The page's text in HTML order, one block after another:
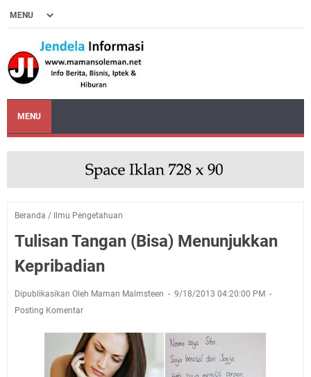
MENU
Beranda / Ilmu Pengetahuan
Tulisan Tangan (Bisa) Menunjukkan
Kepribadian
Dipublikasikan Oleh Maman Malmsteen
9/18/2013 04:20:00 PM
Posting Komentar